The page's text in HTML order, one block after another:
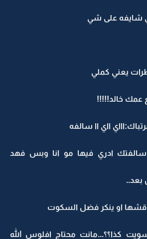
شايفه على شي
يعني كملي
عمك خالد!!!!!
ااي اا سالفه
ادري فيها مو انا وبس فهد
بعد..
او ينكر فضل السكوت
كذا؟؟...مانت محتاج افلوس الله